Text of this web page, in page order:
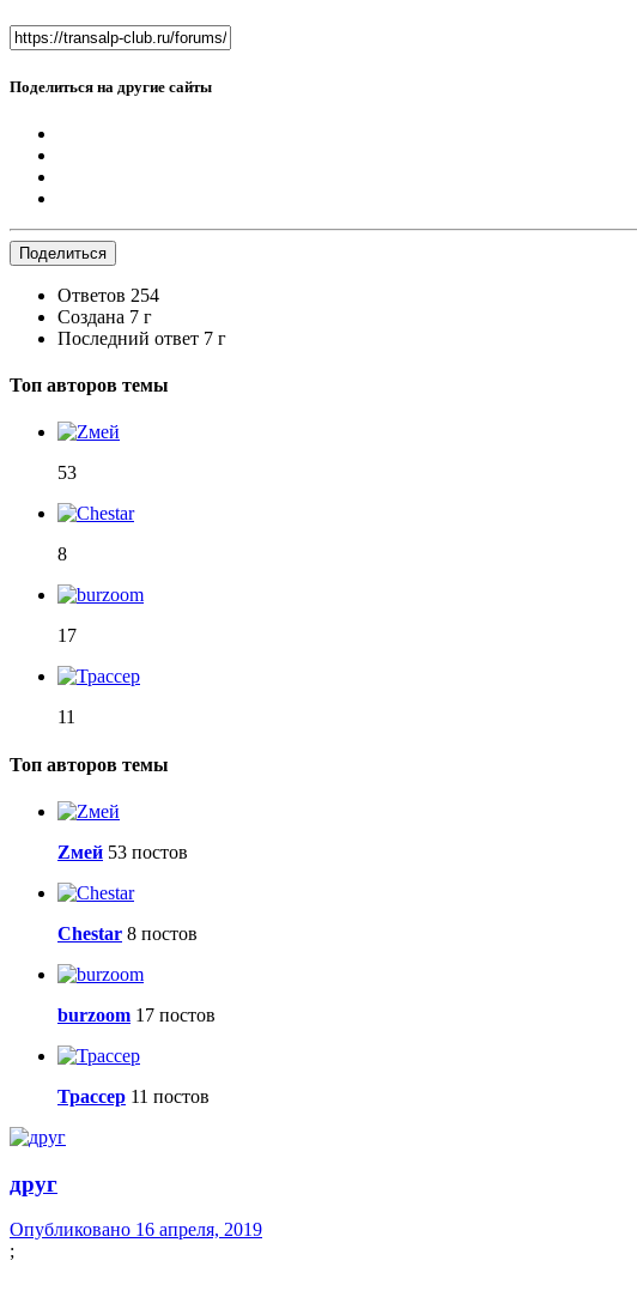
Поделиться на другие сайты
Поделиться
Ответов 254
Создана 7 г
Последний ответ 7 г
Топ авторов темы
53
8
17
11
Топ авторов темы
Zмей 53 постов
Сhestar 8 постов
burzoom 17 постов
Трассер 11 постов
друг
Опубликовано 16 апреля, 2019
;